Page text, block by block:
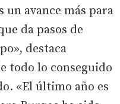
un avance más para
da pasos de
destaca
todo lo conseguido
«El último año es